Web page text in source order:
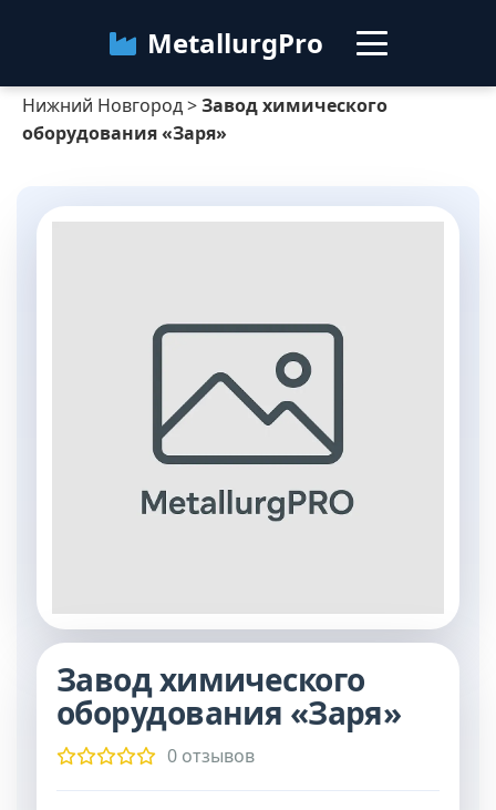
MetallurgPro
Нижний Новгород
Нижний Новгород>Завод химического
оборудования «Заря»
Завод химического
оборудования «Заря»
0 отзывов